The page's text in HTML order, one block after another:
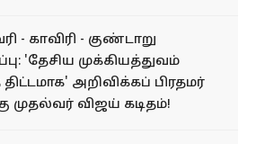
- காவிரி - குண்டாறு
'தேசிய முக்கியத்துவம்
அறிவிக்கப் பிரதமர்